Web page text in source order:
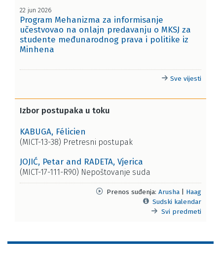
22 jun 2026
Program Mehanizma za informisanje
učestvovao na onlajn predavanju o MKSJ za
studente međunarodnog prava i politike iz
Minhena
Sve vijesti
Izbor postupaka u toku
KABUGA, Félicien
(MICT-13-38) Pretresni postupak
JOJIĆ, Petar and RADETA, Vjerica
(MICT-17-111-R90) Nepoštovanje suda
Prenos suđenja: Arusha
Haag
Sudski kalendar
Svi predmeti